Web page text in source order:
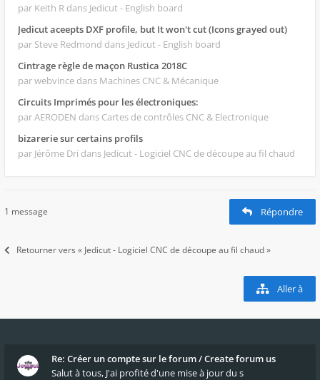
par Keith R dans Jedicut - English board
Jedicut aceepts DXF profile, but It won't cut (Icons grayed out)
par Steve Redmond dans Jedicut - English board
Cintrage règle de maçon Rustica 2018C
par webvince dans Machines CNC & Mécanique
Circuits Imprimés pour les électroniques:
par AERODEN dans Cartes de contrôles CNC & Electronique
bizarerie sur certains profils
par Jérôme Dri dans Jedicut - Logiciel CNC de découpe au fil chaud
1 message Répondre
Retourner vers « Jedicut - Logiciel CNC de découpe au fil chaud »
Aller à
Re: Créer un compte sur le forum / Create forum us
Salut à tous, J'ai profité d'une mise à jour du s